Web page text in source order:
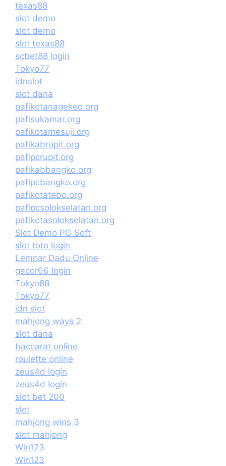
texas88
slot demo
slot demo
slot texas88
scbet88 login
Tokyo77
idnslot
slot dana
pafikotanagekeo.org
pafisukamar.org
pafikotamesuji.org
pafikabrupit.org
pafipcrupit.org
pafikabbangko.org
pafipcbangko.org
pafikotatebo.org
pafipcsolokselatan.org
pafikotasolokselatan.org
Slot Demo PG Soft
slot toto login
Lempar Dadu Online
gacor66 login
Tokyo88
Tokyo77
idn slot
mahjong ways 2
slot dana
baccarat online
roulette online
zeus4d login
zeus4d login
slot bet 200
slot
mahjong wins 3
slot mahjong
Win123
Win123